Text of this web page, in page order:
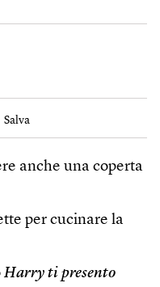
anche una coperta
per cucinare la
Harry ti presento